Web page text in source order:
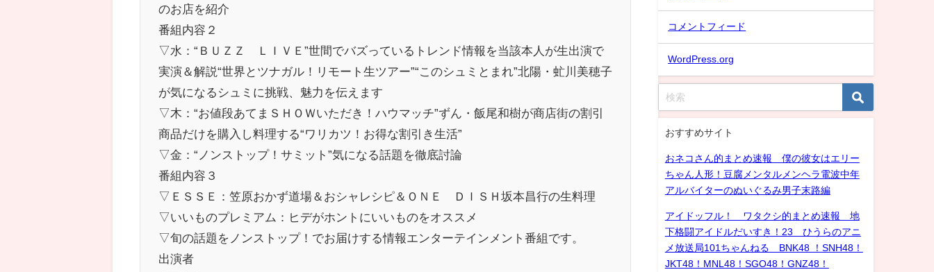
のお店を紹介
番組内容２
▽水：“ＢＵＺＺ ＬＩＶＥ”世間でバズっているトレンド情報を当該本人が生出演で
実演＆解説“世界とツナガル！リモート生ツアー”“このシュミとまれ”北陽・虻川美穂子
が気になるシュミに挑戦、魅力を伝えます
▽木：“お値段あてまＳＨＯＷいただき！ハウマッチ”ずん・飯尾和樹が商店街の割引
商品だけを購入し料理する“ワリカツ！お得な割引き生活”
▽金：“ノンストップ！サミット”気になる話題を徹底討論
番組内容３
▽ＥＳＳＥ：笠原おかず道場＆おシャレシピ＆ＯＮＥ ＤＩＳＨ坂本昌行の生料理
▽いいものプレミアム：ヒデがホントにいいものをオススメ
▽旬の話題をノンストップ！でお届けする情報エンターテインメント番組です。
出演者
コメントフィード
WordPress.org
おすすめサイト
おネコさん的まとめ速報 僕の彼女はエリー
ちゃん人形！豆腐メンタルメンヘラ電波中年
アルバイターのぬいぐるみ男子末路編
アイドッフル！ ワタクシ的まとめ速報 地
下格闘アイドルだいすき！23 ひうらのアニ
メ放送局101ちゃんねる BNK48 ！SNH48！
JKT48！MNL48！SGO48！GNZ48！